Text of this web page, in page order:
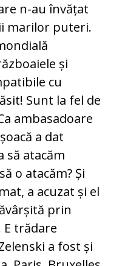
n-au învățat
marilor puteri.
și
cu
Sunt la fel de
ambasadoare
a dat
să atacăm
o atacăm? Și
a acuzat și el
prin
E trădare
a fost și